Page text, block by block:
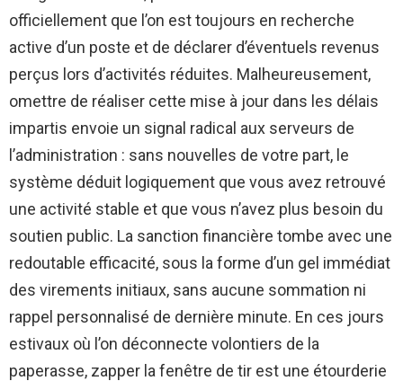
officiellement que l’on est toujours en recherche
active d’un poste et de déclarer d’éventuels revenus
perçus lors d’activités réduites. Malheureusement,
omettre de réaliser cette mise à jour dans les délais
impartis envoie un signal radical aux serveurs de
l’administration : sans nouvelles de votre part, le
système déduit logiquement que vous avez retrouvé
une activité stable et que vous n’avez plus besoin du
soutien public. La sanction financière tombe avec une
redoutable efficacité, sous la forme d’un gel immédiat
des virements initiaux, sans aucune sommation ni
rappel personnalisé de dernière minute. En ces jours
estivaux où l’on déconnecte volontiers de la
paperasse, zapper la fenêtre de tir est une étourderie